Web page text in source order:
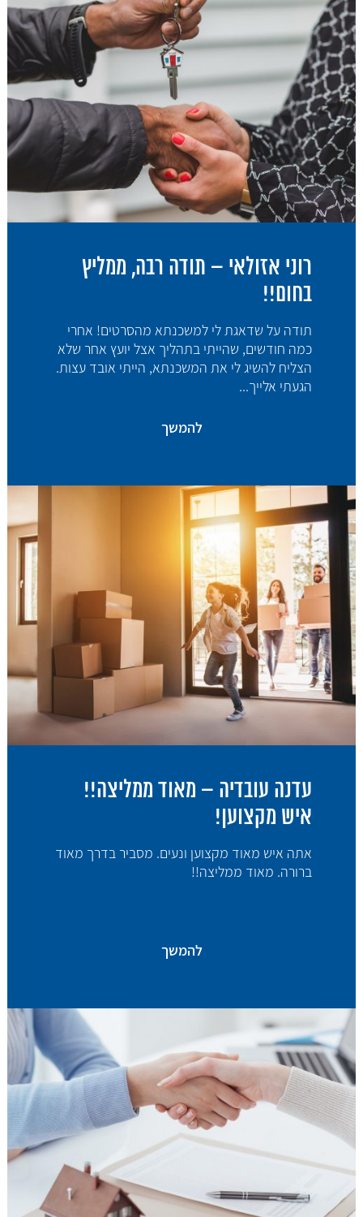
רוני אזולאי – תודה רבה, ממליץ
בחום!!
תודה על שדאגת לי למשכנתא מהסרטים! אחרי
כמה חודשים, שהייתי בתהליך אצל יועץ אחר שלא
הצליח להשיג לי את המשכנתא, הייתי אובד עצות.
הגעתי אלייך...
להמשך
עדנה עובדיה – מאוד ממליצה!!
איש מקצוען!
אתה איש מאוד מקצוען ונעים. מסביר בדרך מאוד
ברורה. מאוד ממליצה!!
להמשך